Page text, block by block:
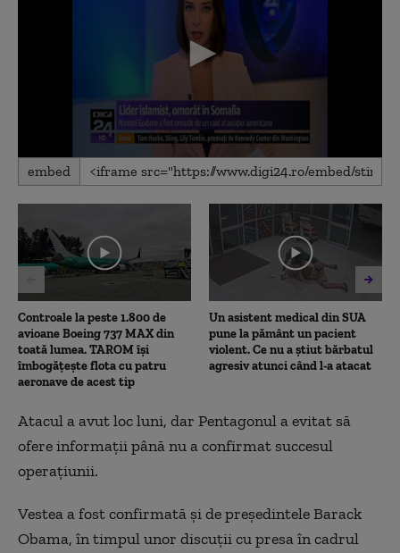
0
seconds
40
embed
Controale la peste 1.800 de
avioane Boeing 737 MAX din
toată lumea. TAROM își
îmbogățește flota cu patru
aeronave de acest tip
Un asistent medical din SUA
pune la pământ un pacient
violent. Ce nu a știut bărbatul
agresiv atunci când l-a atacat
Atacul a avut loc luni, dar Pentagonul a evitat să
ofere informaţii până nu a confirmat succesul
operaţiunii.
Vestea a fost confirmată şi de preşedintele Barack
Obama, în timpul unor discuţii cu presa în cadrul